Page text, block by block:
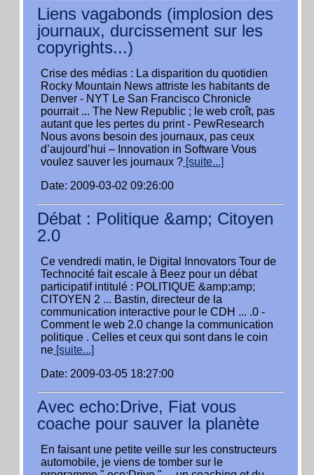
Liens vagabonds (implosion des
journaux, durcissement sur les
copyrights...)
Crise des médias : La disparition du quotidien
Rocky Mountain News attriste les habitants de
Denver - NYT Le San Francisco Chronicle
pourrait ... The New Republic ; le web croît, pas
autant que les pertes du print - PewResearch
Nous avons besoin des journaux, pas ceux
d’aujourd’hui – Innovation in Software Vous
voulez sauver les journaux ? [suite...]
Date: 2009-03-02 09:26:00
Débat : Politique &amp; Citoyen
2.0
Ce vendredi matin, le Digital Innovators Tour de
Technocité fait escale à Beez pour un débat
participatif intitulé : POLITIQUE &amp;amp;
CITOYEN 2 ... Bastin, directeur de la
communication interactive pour le CDH ... .0 -
Comment le web 2.0 change la communication
politique . Celles et ceux qui sont dans le coin
ne [suite...]
Date: 2009-03-05 18:27:00
Avec echo:Drive, Fiat vous
coache pour sauver la planète
En faisant une petite veille sur les constructeurs
automobile, je viens de tomber sur le